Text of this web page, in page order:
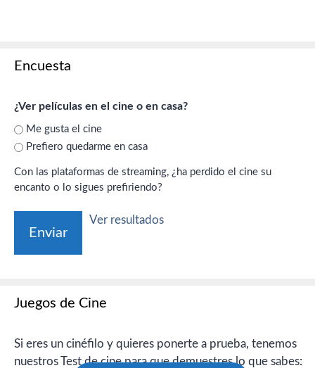
Encuesta
¿Ver películas en el cine o en casa?
Me gusta el cine
Prefiero quedarme en casa
Con las plataformas de streaming, ¿ha perdido el cine su
encanto o lo sigues prefiriendo?
Ver resultados
Juegos de Cine
Si eres un cinéfilo y quieres ponerte a prueba, tenemos
nuestros Test de cine para que demuestres lo que sabes: